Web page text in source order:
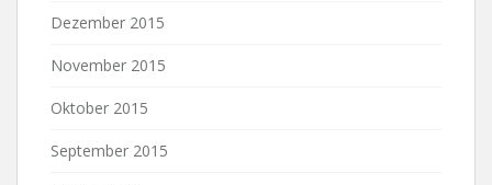
Dezember 2015
November 2015
Oktober 2015
September 2015